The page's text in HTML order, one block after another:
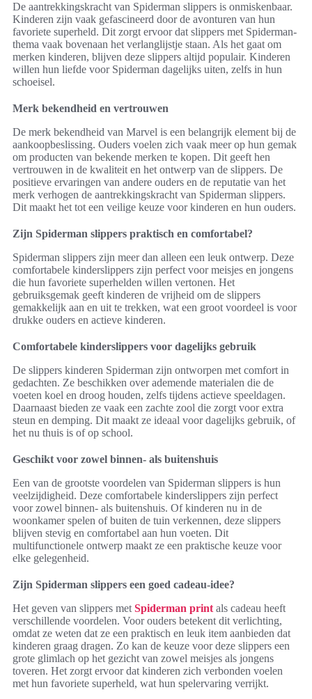
De aantrekkingskracht van Spiderman slippers is onmiskenbaar.
Kinderen zijn vaak gefascineerd door de avonturen van hun
favoriete superheld. Dit zorgt ervoor dat slippers met Spiderman-
thema vaak bovenaan het verlanglijstje staan. Als het gaat om
merken kinderen, blijven deze slippers altijd populair. Kinderen
willen hun liefde voor Spiderman dagelijks uiten, zelfs in hun
schoeisel.
Merk bekendheid en vertrouwen
De merk bekendheid van Marvel is een belangrijk element bij de
aankoopbeslissing. Ouders voelen zich vaak meer op hun gemak
om producten van bekende merken te kopen. Dit geeft hen
vertrouwen in de kwaliteit en het ontwerp van de slippers. De
positieve ervaringen van andere ouders en de reputatie van het
merk verhogen de aantrekkingskracht van Spiderman slippers.
Dit maakt het tot een veilige keuze voor kinderen en hun ouders.
Zijn Spiderman slippers praktisch en comfortabel?
Spiderman slippers zijn meer dan alleen een leuk ontwerp. Deze
comfortabele kinderslippers zijn perfect voor meisjes en jongens
die hun favoriete superhelden willen vertonen. Het
gebruiksgemak geeft kinderen de vrijheid om de slippers
gemakkelijk aan en uit te trekken, wat een groot voordeel is voor
drukke ouders en actieve kinderen.
Comfortabele kinderslippers voor dagelijks gebruik
De slippers kinderen Spiderman zijn ontworpen met comfort in
gedachten. Ze beschikken over ademende materialen die de
voeten koel en droog houden, zelfs tijdens actieve speeldagen.
Daarnaast bieden ze vaak een zachte zool die zorgt voor extra
steun en demping. Dit maakt ze ideaal voor dagelijks gebruik, of
het nu thuis is of op school.
Geschikt voor zowel binnen- als buitenshuis
Een van de grootste voordelen van Spiderman slippers is hun
veelzijdigheid. Deze comfortabele kinderslippers zijn perfect
voor zowel binnen- als buitenshuis. Of kinderen nu in de
woonkamer spelen of buiten de tuin verkennen, deze slippers
blijven stevig en comfortabel aan hun voeten. Dit
multifunctionele ontwerp maakt ze een praktische keuze voor
elke gelegenheid.
Zijn Spiderman slippers een goed cadeau-idee?
Het geven van slippers metSpiderman printals cadeau heeft
verschillende voordelen. Voor ouders betekent dit verlichting,
omdat ze weten dat ze een praktisch en leuk item aanbieden dat
kinderen graag dragen. Zo kan de keuze voor deze slippers een
grote glimlach op het gezicht van zowel meisjes als jongens
toveren. Het zorgt ervoor dat kinderen zich verbonden voelen
met hun favoriete superheld, wat hun spelervaring verrijkt.